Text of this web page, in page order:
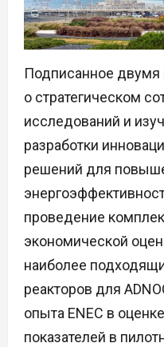
Подписанное
о стратегическом
исследований и
разработки
решений для
проведение
экономической
наиболее
реакторов для
опыта ENEC в
показателей в